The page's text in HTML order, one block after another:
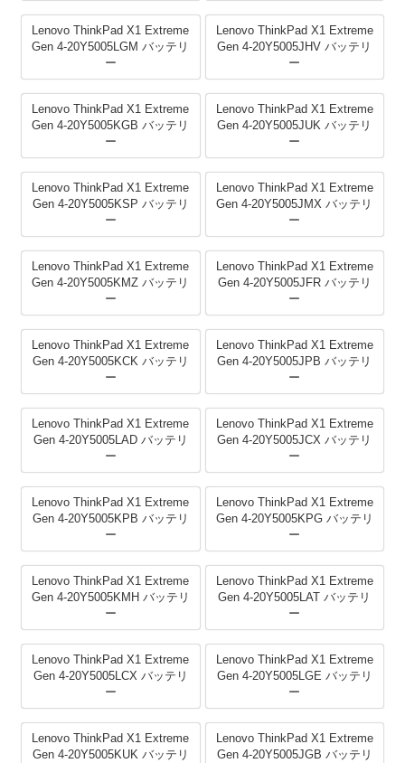
Lenovo ThinkPad X1 Extreme
Gen 4-20Y5005LGM バッテリ
ー
Lenovo ThinkPad X1 Extreme
Gen 4-20Y5005JHV バッテリ
ー
Lenovo ThinkPad X1 Extreme
Gen 4-20Y5005KGB バッテリ
ー
Lenovo ThinkPad X1 Extreme
Gen 4-20Y5005JUK バッテリ
ー
Lenovo ThinkPad X1 Extreme
Gen 4-20Y5005KSP バッテリ
ー
Lenovo ThinkPad X1 Extreme
Gen 4-20Y5005JMX バッテリ
ー
Lenovo ThinkPad X1 Extreme
Gen 4-20Y5005KMZ バッテリ
ー
Lenovo ThinkPad X1 Extreme
Gen 4-20Y5005JFR バッテリ
ー
Lenovo ThinkPad X1 Extreme
Gen 4-20Y5005KCK バッテリ
ー
Lenovo ThinkPad X1 Extreme
Gen 4-20Y5005JPB バッテリ
ー
Lenovo ThinkPad X1 Extreme
Gen 4-20Y5005LAD バッテリ
ー
Lenovo ThinkPad X1 Extreme
Gen 4-20Y5005JCX バッテリ
ー
Lenovo ThinkPad X1 Extreme
Gen 4-20Y5005KPB バッテリ
ー
Lenovo ThinkPad X1 Extreme
Gen 4-20Y5005KPG バッテリ
ー
Lenovo ThinkPad X1 Extreme
Gen 4-20Y5005KMH バッテリ
ー
Lenovo ThinkPad X1 Extreme
Gen 4-20Y5005LAT バッテリ
ー
Lenovo ThinkPad X1 Extreme
Gen 4-20Y5005LCX バッテリ
ー
Lenovo ThinkPad X1 Extreme
Gen 4-20Y5005LGE バッテリ
ー
Lenovo ThinkPad X1 Extreme
Gen 4-20Y5005KUK バッテリ
Lenovo ThinkPad X1 Extreme
Gen 4-20Y5005JGB バッテリ